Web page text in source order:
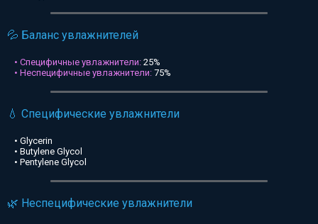
💦 Баланс увлажнителей
• Специфичные увлажнители: 25%
• Неспецифичные увлажнители: 75%
💧 Специфические увлажнители
• Glycerin
• Butylene Glycol
• Pentylene Glycol
🌿 Неспецифические увлажнители